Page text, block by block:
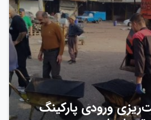
ورودی پارکینگ